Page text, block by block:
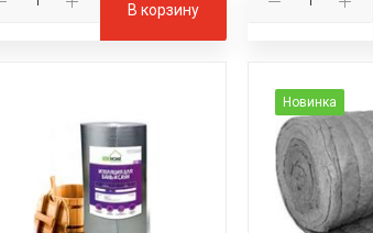
В корзину
Новинка